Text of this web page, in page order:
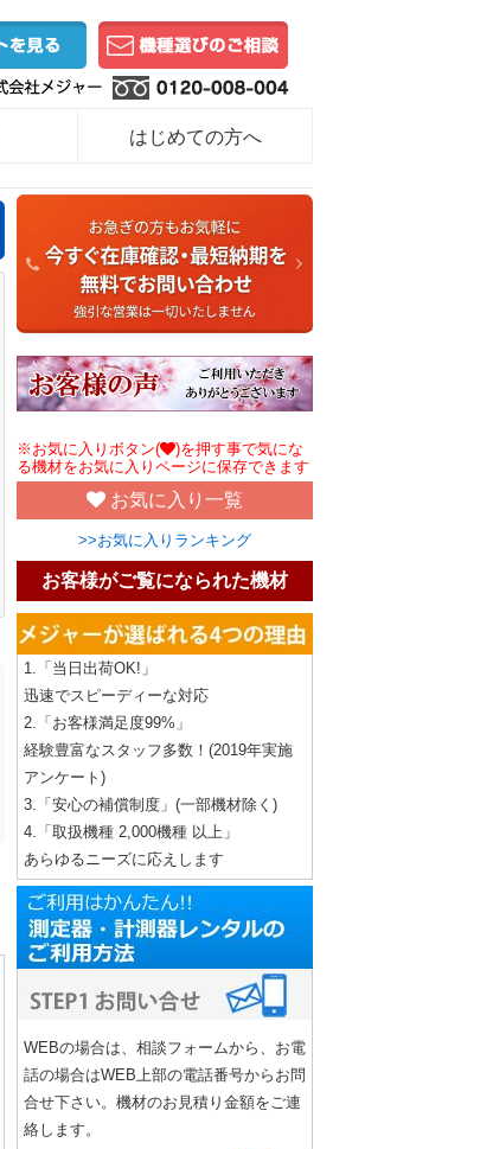
はじめての方へ
※お気に入りボタン(
)を押す事で気にな
る機材をお気に入りページに保存できます
お気に入り一覧
>>お気に入りランキング
お客様がご覧になられた機材
1.「当日出荷OK!」
迅速でスピーディーな対応
2.「お客様満足度99%」
経験豊富なスタッフ多数！(2019年実施
アンケート)
3.「安心の補償制度」(一部機材除く)
4.「取扱機種 2,000機種 以上」
あらゆるニーズに応えします
WEBの場合は、相談フォームから、お電
話の場合はWEB上部の電話番号からお問
合せ下さい。機材のお見積り金額をご連
絡します。